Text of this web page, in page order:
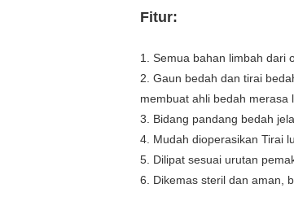
Fitur:
1. Semua bahan limbah dari
2. Gaun bedah dan tirai
membuat ahli bedah merasa
3. Bidang pandang bedah
4. Mudah dioperasikan Tirai
5. Dilipat sesuai urutan
6. Dikemas steril dan aman,